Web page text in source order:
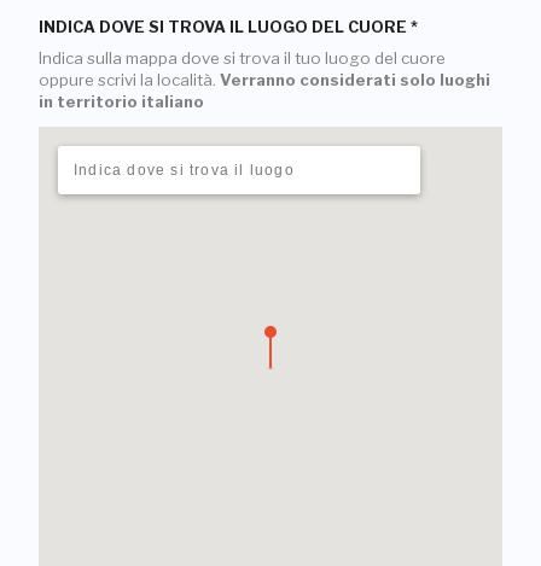
INDICA DOVE SI TROVA IL LUOGO DEL CUORE *
Indica sulla mappa dove si trova il tuo luogo del cuore
oppure scrivi la località. Verranno considerati solo luoghi
in territorio italiano